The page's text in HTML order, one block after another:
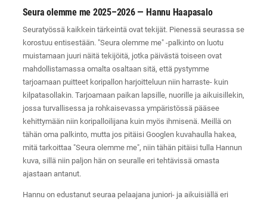
Seura olemme me 2025–2026 — Hannu Haapasalo
Seuratyössä kaikkein tärkeintä ovat tekijät. Pienessä seurassa se
korostuu entisestään. "Seura olemme me" -palkinto on luotu
muistamaan juuri näitä tekijöitä, jotka päivästä toiseen ovat
mahdollistamassa omalta osaltaan sitä, että pystymme
tarjoamaan puitteet koripallon harjoitteluun niin harraste- kuin
kilpatasollakin. Tarjoamaan paikan lapsille, nuorille ja aikuisillekin,
jossa turvallisessa ja rohkaisevassa ympäristössä pääsee
kehittymään niin koripalloilijana kuin myös ihmisenä. Meillä on
tähän oma palkinto, mutta jos pitäisi Googlen kuvahaulla hakea,
mitä tarkoittaa "Seura olemme me", niin tähän pitäisi tulla Hannun
kuva, sillä niin paljon hän on seuralle eri tehtävissä omasta
ajastaan antanut.
Hannu on edustanut seuraa pelaajana juniori- ja aikuisiällä eri